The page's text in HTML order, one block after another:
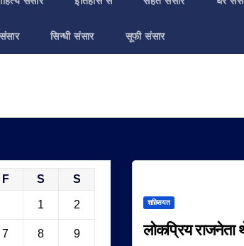
सिन्धी संसार सूफी संसार
F S S
1 2
7 8 9
शख़्सियत
लोकप्रिय राजनेता